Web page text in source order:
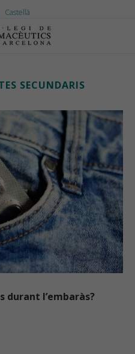
Castellà
etiquetas amb "efectes
SECUNDARIS
durant l’embaràs?